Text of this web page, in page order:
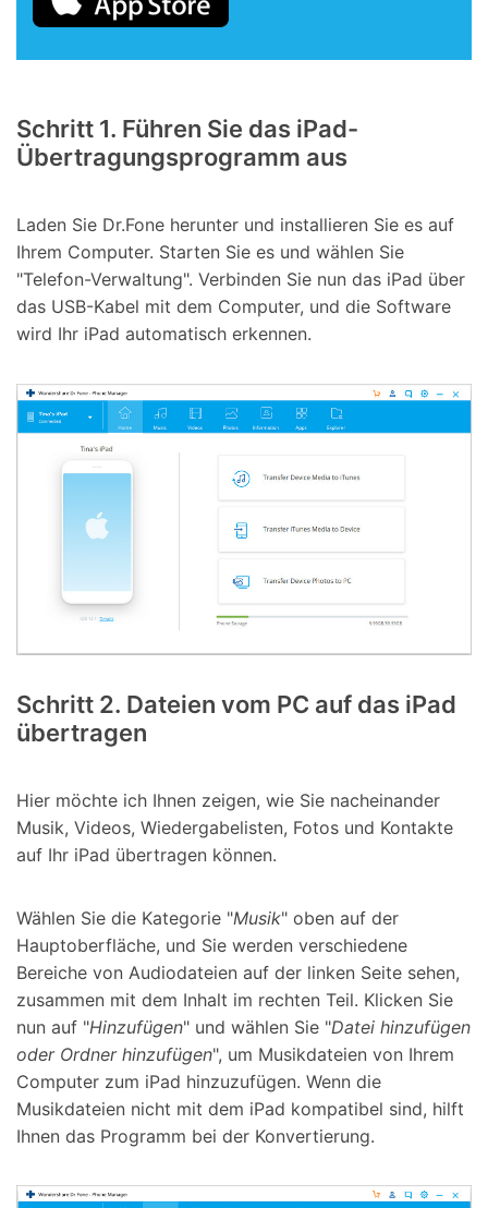
Schritt 1. Führen Sie das iPad-
Übertragungsprogramm aus
Laden Sie Dr.Fone herunter und installieren Sie es auf
Ihrem Computer. Starten Sie es und wählen Sie
"Telefon-Verwaltung". Verbinden Sie nun das iPad über
das USB-Kabel mit dem Computer, und die Software
wird Ihr iPad automatisch erkennen.
Schritt 2. Dateien vom PC auf das iPad
übertragen
Hier möchte ich Ihnen zeigen, wie Sie nacheinander
Musik, Videos, Wiedergabelisten, Fotos und Kontakte
auf Ihr iPad übertragen können.
Wählen Sie die Kategorie "Musik" oben auf der
Hauptoberfläche, und Sie werden verschiedene
Bereiche von Audiodateien auf der linken Seite sehen,
zusammen mit dem Inhalt im rechten Teil. Klicken Sie
nun auf "Hinzufügen" und wählen Sie "Datei hinzufügen
oder Ordner hinzufügen", um Musikdateien von Ihrem
Computer zum iPad hinzuzufügen. Wenn die
Musikdateien nicht mit dem iPad kompatibel sind, hilft
Ihnen das Programm bei der Konvertierung.